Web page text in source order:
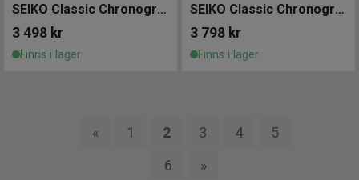
SEIKO Classic Chronograph 41mm
3 498 kr
Finns i lager
SEIKO Classic Chronograph 41mm
3 798 kr
Finns i lager
« 1 2 3 4
5
6
»